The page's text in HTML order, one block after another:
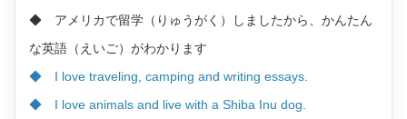
◆ アメリカで留学（りゅうがく）しましたから、かんたん
な英語（えいご）がわかります
◆ I love traveling, camping and writing essays.
◆ I love animals and live with a Shiba Inu dog.